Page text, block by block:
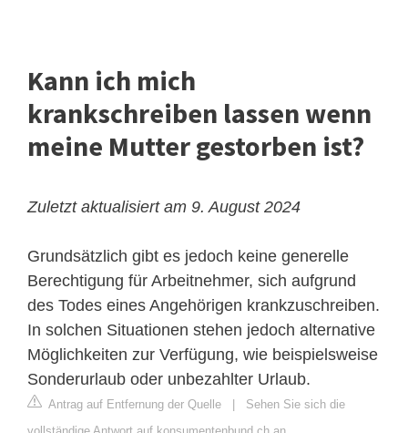
Kann ich mich
krankschreiben lassen wenn
meine Mutter gestorben ist?
Zuletzt aktualisiert am 9. August 2024
Grundsätzlich gibt es jedoch keine generelle
Berechtigung für Arbeitnehmer, sich aufgrund
des Todes eines Angehörigen krankzuschreiben.
In solchen Situationen stehen jedoch alternative
Möglichkeiten zur Verfügung, wie beispielsweise
Sonderurlaub oder unbezahlter Urlaub.
Antrag auf Entfernung der Quelle
Sehen Sie sich die